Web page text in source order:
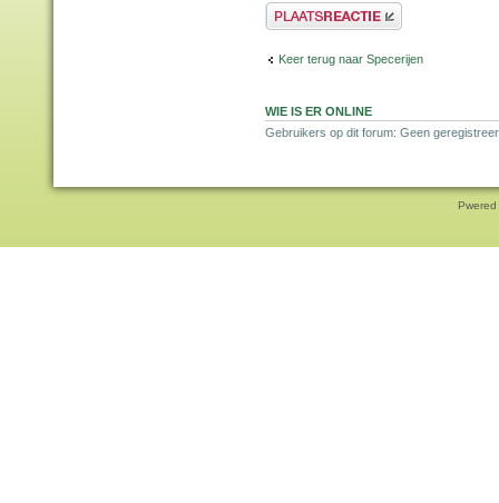
Plaats een reactie
Keer terug naar Specerijen
WIE IS ER ONLINE
Gebruikers op dit forum: Geen